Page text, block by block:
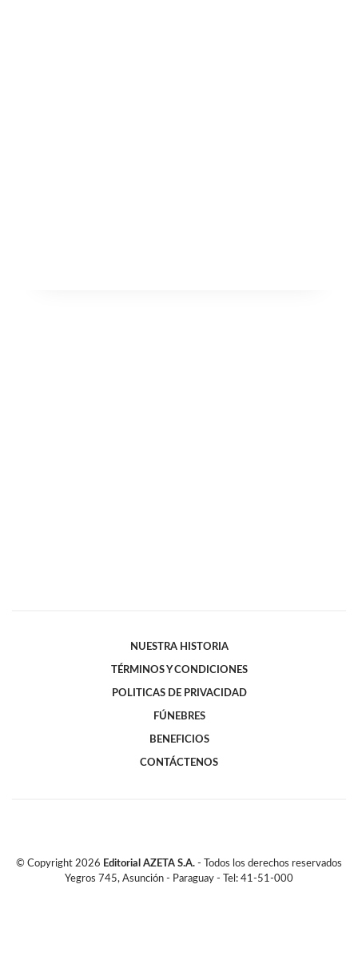
NUESTRA HISTORIA
TÉRMINOS Y CONDICIONES
POLITICAS DE PRIVACIDAD
FÚNEBRES
BENEFICIOS
CONTÁCTENOS
© Copyright 2026 Editorial AZETA S.A. - Todos los derechos reservados
Yegros 745, Asunción - Paraguay - Tel: 41-51-000